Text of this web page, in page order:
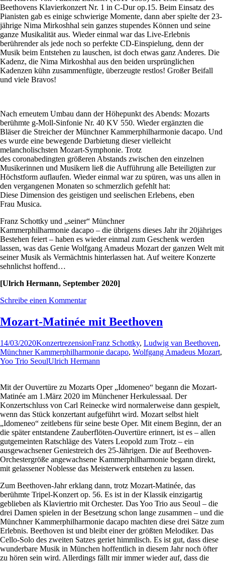
Beethovens Klavierkonzert Nr. 1 in C-Dur op.15. Beim Einsatz des
Pianisten gab es einige schwierige Momente, dann aber spielte der 23-
jährige Nima Mirkoshhal sein ganzes stupendes Können und seine
ganze Musikalität aus. Wieder einmal war das Live-Erlebnis
berührender als jede noch so perfekte CD-Einspielung, denn der
Musik beim Entstehen zu lauschen, ist doch etwas ganz Anderes. Die
Kadenz, die Nima Mirkoshhal aus den beiden ursprünglichen
Kadenzen kühn zusammenfügte, überzeugte restlos! Großer Beifall
und viele Bravos!
Nach erneutem Umbau dann der Höhepunkt des Abends: Mozarts
berühmte g-Moll-Sinfonie Nr. 40 KV 550. Wieder ergänzten die
Bläser die Streicher der Münchner Kammerphilharmonie dacapo. Und
es wurde eine bewegende Darbietung dieser vielleicht
melancholischsten Mozart-Symphonie. Trotz
des coronabedingten größeren Abstands zwischen den einzelnen
Musikerinnen und Musikern ließ die Aufführung alle Beteiligten zur
Höchstform auflaufen. Wieder einmal war zu spüren, was uns allen in
den vergangenen Monaten so schmerzlich gefehlt hat:
Diese Dimension des geistigen und seelischen Erlebens, eben
Frau Musica.
Franz Schottky und „seiner“ Münchner
Kammerphilharmonie dacapo – die übrigens dieses Jahr ihr 20jähriges
Bestehen feiert – haben es wieder einmal zum Geschenk werden
lassen, was das Genie Wolfgang Amadeus Mozart der ganzen Welt mit
seiner Musik als Vermächtnis hinterlassen hat. Auf weitere Konzerte
sehnlichst hoffend…
[Ulrich Hermann, September 2020]
Schreibe einen Kommentar
Mozart-Matinée mit Beethoven
14/03/2020KonzertrezensionFranz Schottky, Ludwig van Beethoven,
Münchner Kammerphilharmonie dacapo, Wolfgang Amadeus Mozart,
Yoo Trio SeoulUlrich Hermann
Mit der Ouvertüre zu Mozarts Oper „Idomeneo“ begann die Mozart-
Matinée am 1.März 2020 im Münchener Herkulessaal. Der
Konzertschluss von Carl Reinecke wird normalerweise dann gespielt,
wenn das Stück konzertant aufgeführt wird. Mozart selbst hielt
„Idomeneo“ zeitlebens für seine beste Oper. Mit einem Beginn, der an
die später entstandene Zauberflöten-Ouvertüre erinnert, ist es – allen
gutgemeinten Ratschläge des Vaters Leopold zum Trotz – ein
ausgewachsener Geniestreich des 25-Jährigen. Die auf Beethoven-
Orchestergröße angewachsene Kammerphilharmonie begann direkt,
mit gelassener Noblesse das Meisterwerk entstehen zu lassen.
Zum Beethoven-Jahr erklang dann, trotz Mozart-Matinée, das
berühmte Tripel-Konzert op. 56. Es ist in der Klassik einzigartig
geblieben als Klaviertrio mit Orchester. Das Yoo Trio aus Seoul – die
drei Damen spielen in der Besetzung schon lange zusammen – und die
Münchner Kammerphilharmonie dacapo machten diese drei Sätze zum
Erlebnis. Beethoven ist und bleibt einer der größten Melodiker. Das
Cello-Solo des zweiten Satzes geriet himmlisch. Es ist gut, dass diese
wunderbare Musik in München hoffentlich in diesem Jahr noch öfter
zu hören sein wird. Allerdings fällt mir immer wieder auf, dass die